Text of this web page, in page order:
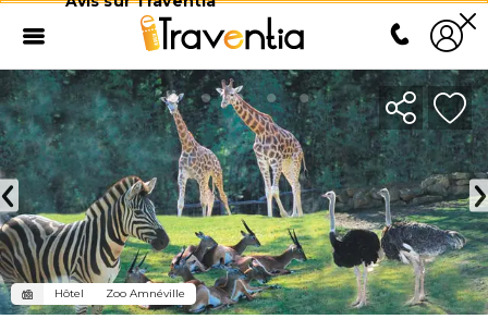
Hôtel Zoo Amnéville